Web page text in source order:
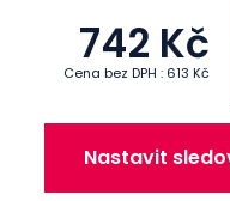
742 Kč
Cena bez DPH : 613 Kč
Nastavit